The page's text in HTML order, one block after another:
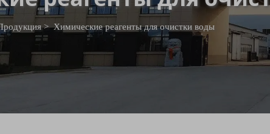
>Химические реагенты для очистки воды